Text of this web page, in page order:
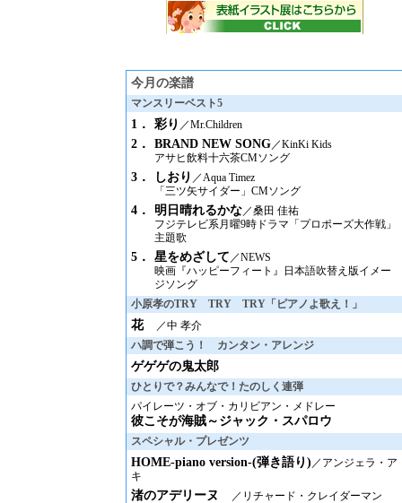
今月の楽譜
マンスリーベスト5
1． 彩り ／Mr.Children
2． BRAND NEW SONG／KinKi Kids
アサヒ飲料十六茶CMソング
3． しおり ／Aqua Timez
「三ツ矢サイダー」CMソング
4． 明日晴れるかな／桑田 佳祐
フジテレビ系月曜9時ドラマ「プロポーズ大作戦」
主題歌
5． 星をめざして ／NEWS
映画『ハッピーフィート』日本語吹替え版イメー
ジソング
小原孝のTRY TRY TRY「ピアノよ歌え！」
花
／中 孝介
ハ調で弾こう！ カンタン・アレンジ
ゲゲゲの鬼太郎
ひとりで？みんなで！たのしく連弾
パイレーツ・オブ・カリビアン・メドレー
彼こそが海賊～ジャック・スパロウ
スペシャル・プレゼンツ
HOME-piano version-(弾き語り) ／アンジェラ・ア
キ
渚のアデリーヌ ／リチャード・クレイダーマン